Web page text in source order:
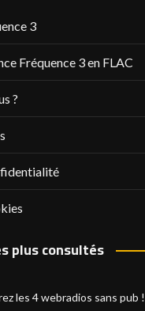
3
Fréquence 3 en FLAC
?
plus consultés
les 4 webradios sans pub !